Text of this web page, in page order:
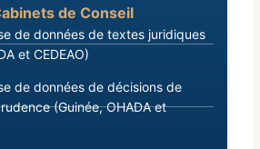
de Conseil
de données de textes juridiques
et CEDEAO)
de données de décisions de
(Guinée, OHADA et